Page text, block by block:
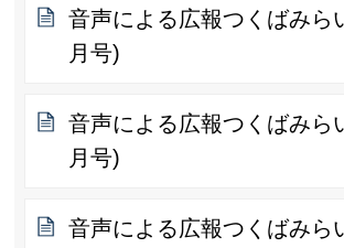
音声による広報つくばみら
月号)
音声による広報つくばみら
月号)
音声による広報つくばみら